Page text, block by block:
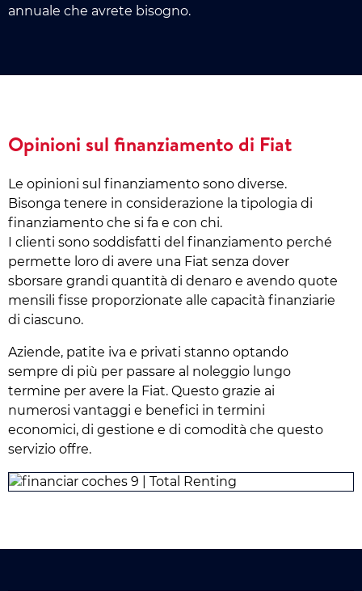
annuale che avrete bisogno.
Opinioni sul finanziamento di Fiat
Le opinioni sul finanziamento sono diverse.
Bisonga tenere in considerazione la tipologia di
finanziamento che si fa e con chi.
I clienti sono soddisfatti del finanziamento perché
permette loro di avere una Fiat senza dover
sborsare grandi quantità di denaro e avendo quote
mensili fisse proporzionate alle capacità finanziarie
di ciascuno.
Aziende, patite iva e privati stanno optando
sempre di più per passare al noleggio lungo
termine per avere la Fiat. Questo grazie ai
numerosi vantaggi e benefici in termini
economici, di gestione e di comodità che questo
servizio offre.